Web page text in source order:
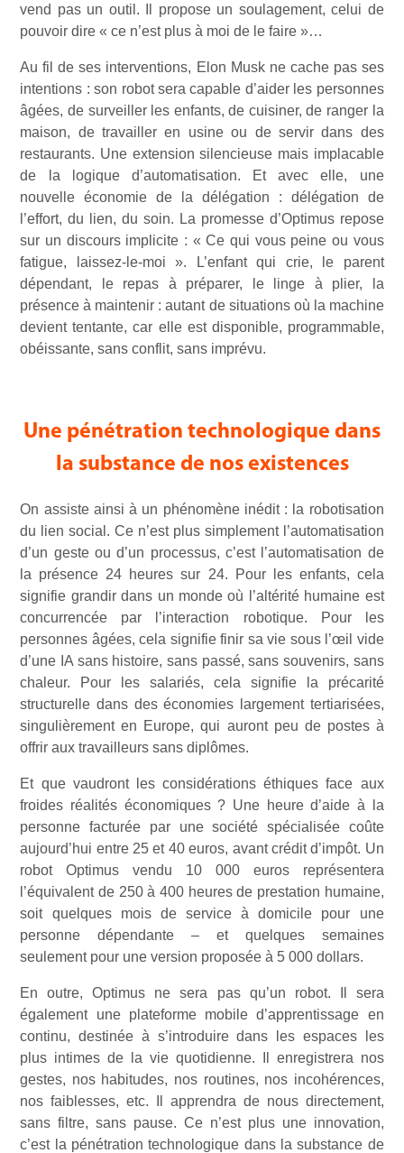
vend pas un outil. Il propose un soulagement, celui de
pouvoir dire « ce n’est plus à moi de le faire »…
Au fil de ses interventions, Elon Musk ne cache pas ses
intentions : son robot sera capable d’aider les personnes
âgées, de surveiller les enfants, de cuisiner, de ranger la
maison, de travailler en usine ou de servir dans des
restaurants. Une extension silencieuse mais implacable
de la logique d’automatisation. Et avec elle, une
nouvelle économie de la délégation : délégation de
l’effort, du lien, du soin. La promesse d’Optimus repose
sur un discours implicite : « Ce qui vous peine ou vous
fatigue, laissez-le-moi ». L’enfant qui crie, le parent
dépendant, le repas à préparer, le linge à plier, la
présence à maintenir : autant de situations où la machine
devient tentante, car elle est disponible, programmable,
obéissante, sans conflit, sans imprévu.
Une pénétration technologique dans
la substance de nos existences
On assiste ainsi à un phénomène inédit : la robotisation
du lien social. Ce n’est plus simplement l’automatisation
d’un geste ou d’un processus, c’est l’automatisation de
la présence 24 heures sur 24. Pour les enfants, cela
signifie grandir dans un monde où l’altérité humaine est
concurrencée par l’interaction robotique. Pour les
personnes âgées, cela signifie finir sa vie sous l’œil vide
d’une IA sans histoire, sans passé, sans souvenirs, sans
chaleur. Pour les salariés, cela signifie la précarité
structurelle dans des économies largement tertiarisées,
singulièrement en Europe, qui auront peu de postes à
offrir aux travailleurs sans diplômes.
Et que vaudront les considérations éthiques face aux
froides réalités économiques ? Une heure d’aide à la
personne facturée par une société spécialisée coûte
aujourd’hui entre 25 et 40 euros, avant crédit d’impôt. Un
robot Optimus vendu 10 000 euros représentera
l’équivalent de 250 à 400 heures de prestation humaine,
soit quelques mois de service à domicile pour une
personne dépendante – et quelques semaines
seulement pour une version proposée à 5 000 dollars.
En outre, Optimus ne sera pas qu’un robot. Il sera
également une plateforme mobile d’apprentissage en
continu, destinée à s’introduire dans les espaces les
plus intimes de la vie quotidienne. Il enregistrera nos
gestes, nos habitudes, nos routines, nos incohérences,
nos faiblesses, etc. Il apprendra de nous directement,
sans filtre, sans pause. Ce n’est plus une innovation,
c’est la pénétration technologique dans la substance de